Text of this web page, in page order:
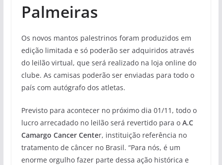
Palmeiras
Os novos mantos palestrinos foram produzidos em
edição limitada e só poderão ser adquiridos através
do leilão virtual, que será realizado na loja online do
clube. As camisas poderão ser enviadas para todo o
país com autógrafo dos atletas.
Previsto para acontecer no próximo dia 01/11, todo o
lucro arrecadado no leilão será revertido para o A.C
Camargo Cancer Center, instituição referência no
tratamento de câncer no Brasil. “Para nós, é um
enorme orgulho fazer parte dessa ação histórica e